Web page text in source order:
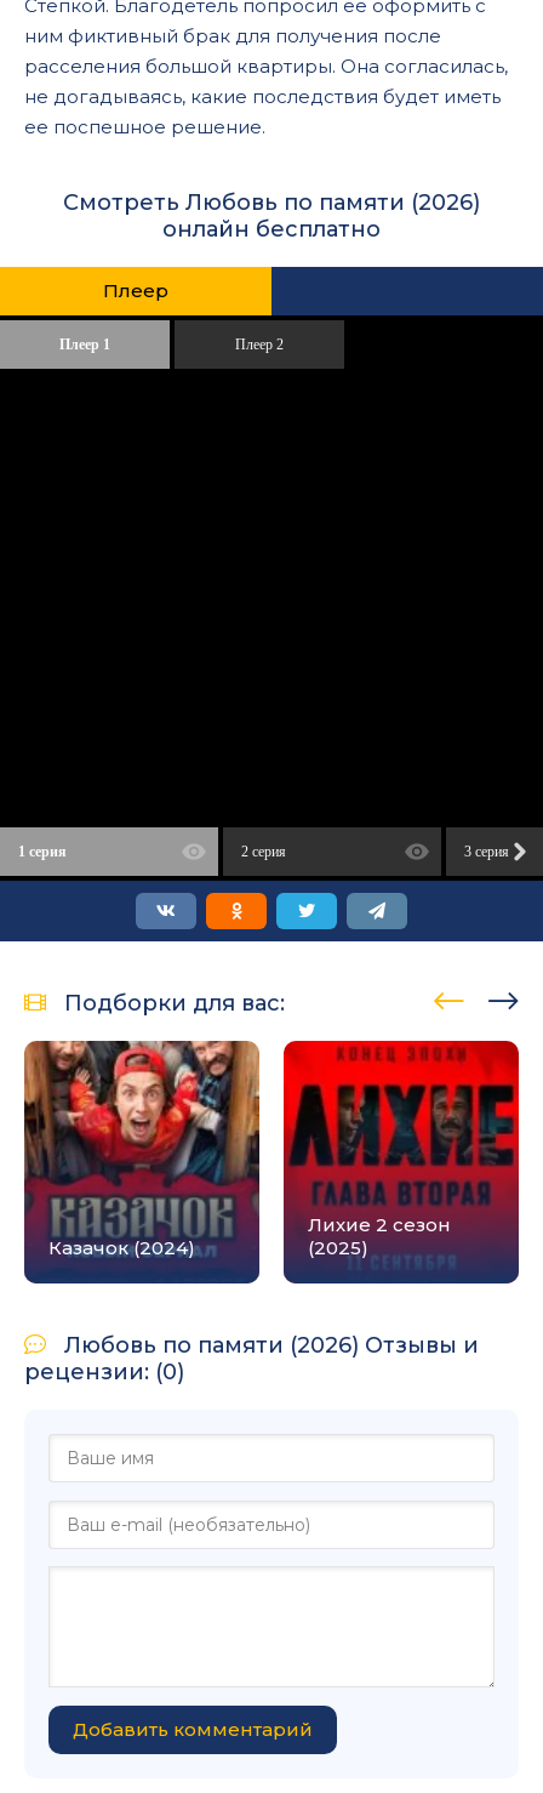
Степкой. Благодетель попросил ее оформить с
ним фиктивный брак для получения после
расселения большой квартиры. Она согласилась,
не догадываясь, какие последствия будет иметь
ее поспешное решение.
Смотреть Любовь по памяти (2026)
онлайн бесплатно
Плеер
Плеер 1 Плеер 2
1 серия 2 серия 3 серия
Подборки для вас:
Казачок (2024)
Лихие 2 сезон
(2025)
Любовь по памяти (2026) Отзывы и
рецензии: (0)
Добавить комментарий